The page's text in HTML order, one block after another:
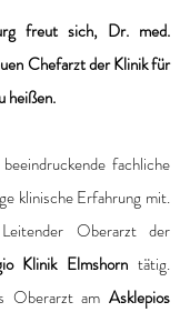
freut sich, Dr. med.
Chefarzt der Klinik für
heißen.
fachliche
klinische Erfahrung mit.
Oberarzt der
Klinik Elmshorn tätig.
Oberarzt am Asklepios